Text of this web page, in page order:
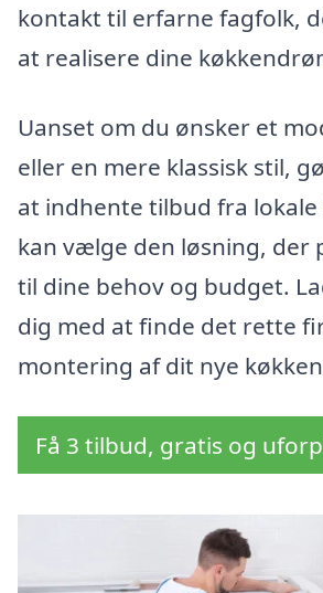
kontakt til erfarne fagfolk,
at realisere dine
Uanset om du ønsker et
eller en mere klassisk stil,
at indhente tilbud fra lokale
kan vælge den løsning, der
til dine behov og budget.
dig med at finde det rette
montering af dit nye
Få 3 tilbud, gratis og